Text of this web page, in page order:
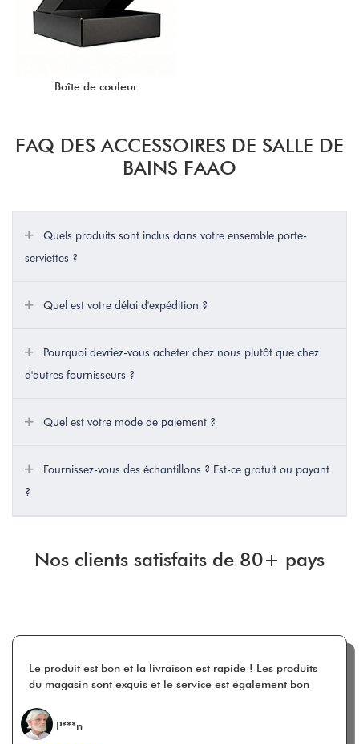
Boîte de couleur
FAQ DES ACCESSOIRES DE SALLE DE
BAINS FAAO
Quels produits sont inclus dans votre ensemble porte-
serviettes ?
Quel est votre délai d'expédition ?
Pourquoi devriez-vous acheter chez nous plutôt que chez
d'autres fournisseurs ?
Quel est votre mode de paiement ?
Fournissez-vous des échantillons ? Est-ce gratuit ou payant
?
Nos clients satisfaits de 80+ pays
Le produit est bon et la livraison est rapide ! Les produits
du magasin sont exquis et le service est également bon
P***n